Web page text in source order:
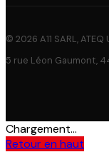
© 2026 A11 SARL,
5 rue Léon Gaumont,
Chargement...
Retour en haut